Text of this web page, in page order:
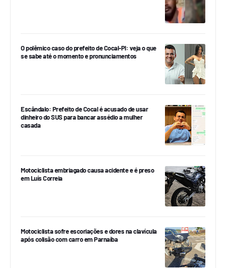
O polêmico caso do prefeito de Cocal-PI: veja o que
se sabe até o momento e pronunciamentos
Escândalo: Prefeito de Cocal é acusado de usar
dinheiro do SUS para bancar assédio a mulher
casada
Motociclista embriagado causa acidente e é preso
em Luís Correia
Motociclista sofre escoriações e dores na clavícula
após colisão com carro em Parnaíba